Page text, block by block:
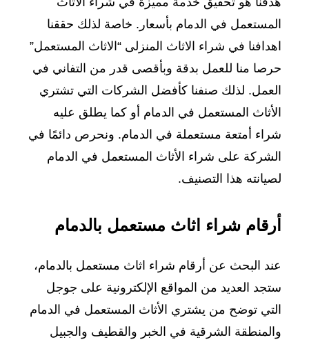
المستعمل في الدمام بأسعار. خاصة لذلك حققنا
اهدافنا في شراء الاثاث المنزلى “الاثاث المستعمل”
حرصا منا للعمل بدقة وبأقصى قدر من التفاني في
العمل. لذلك صنفنا كأفضل الشركات التي تشتري
الأثاث المستعمل في الدمام أو كما يطلق عليه
شراء أمتعة مستعملة في الدمام. ونحرص دائمًا في
الشركة على شراء الأثاث المستعمل في الدمام
لصيانته هذا التصنيف.
أرقام شراء اثاث مستعمل بالدمام
عند البحث عن أرقام شراء اثاث مستعمل بالدمام،
ستجد العديد من المواقع الإلكترونية على جوجل
التي توضح من يشتري الأثاث المستعمل في الدمام
والمنطقة الشرقية في الخبر والقطيف والجبيل